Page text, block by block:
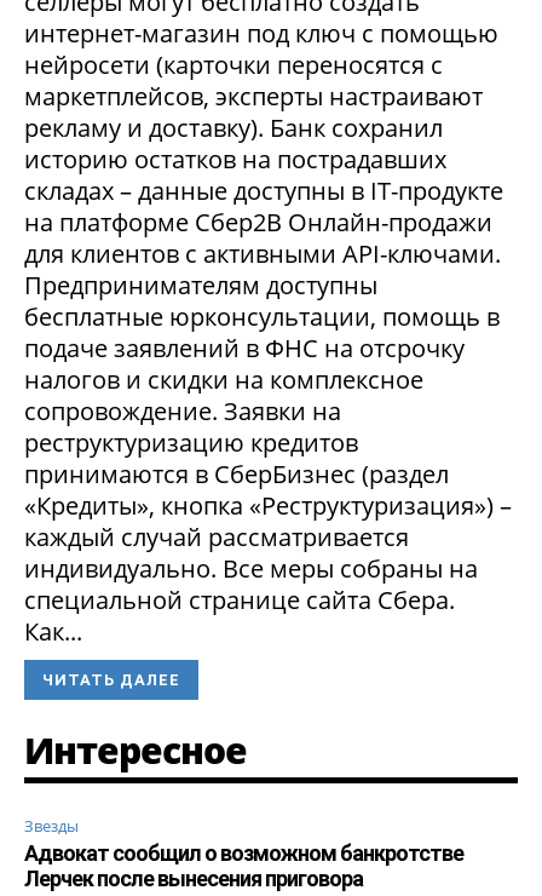
интернет-магазин под ключ с помощью
нейросети (карточки переносятся с
маркетплейсов, эксперты настраивают
рекламу и доставку). Банк сохранил
историю остатков на пострадавших
складах – данные доступны в IT-продукте
на платформе Сбер2В Онлайн-продажи
для клиентов с активными API-ключами.
Предпринимателям доступны
бесплатные юрконсультации, помощь в
подаче заявлений в ФНС на отсрочку
налогов и скидки на комплексное
сопровождение. Заявки на
реструктуризацию кредитов
принимаются в СберБизнес (раздел
«Кредиты», кнопка «Реструктуризация») –
каждый случай рассматривается
индивидуально. Все меры собраны на
специальной странице сайта Сбера.
Как...
ЧИТАТЬ ДАЛЕЕ
Интересное
Звезды
Адвокат сообщил о возможном банкротстве
Лерчек после вынесения приговора